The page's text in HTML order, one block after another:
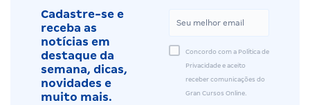
Cadastre-se e
receba as
notícias em
destaque da
semana, dicas,
novidades e
muito mais.
Concordo com a Política de
Privacidade e aceito
receber comunicações do
Gran Cursos Online.